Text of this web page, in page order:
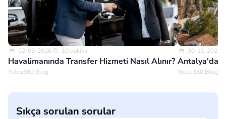
02-03-2026 10 dakika
Havalimanında Transfer Hizmeti Nasıl Alınır?
Yolcu360 Blog
30-11-2025
Antalya'da
Yolcu360 Blog
Sıkça sorulan sorular